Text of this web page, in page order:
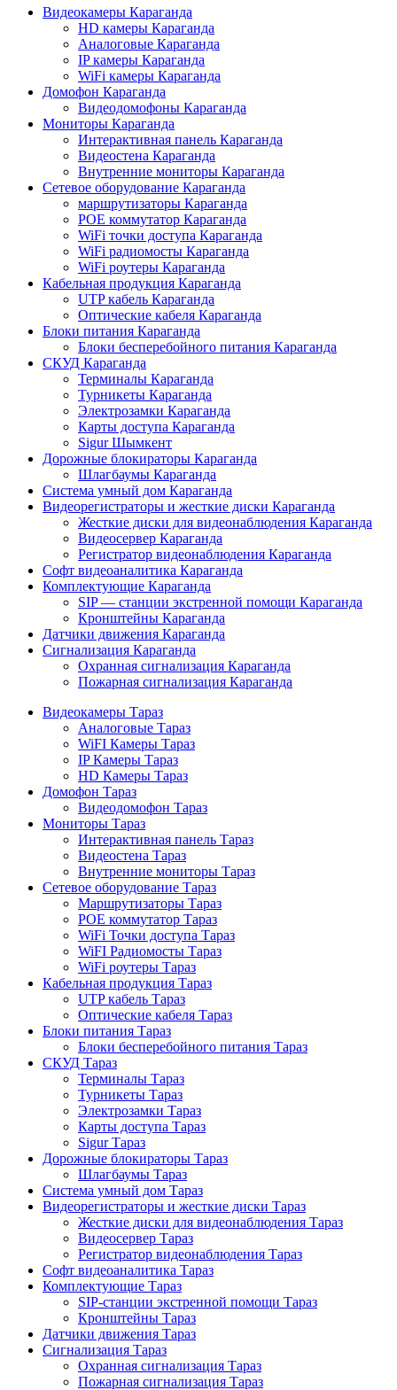
Видеокамеры Караганда
HD камеры Караганда
Аналоговые Караганда
IP камеры Караганда
WiFi камеры Караганда
Домофон Караганда
Видеодомофоны Караганда
Мониторы Караганда
Интерактивная панель Караганда
Видеостена Караганда
Внутренние мониторы Караганда
Сетевое оборудование Караганда
маршрутизаторы Караганда
POE коммутатор Караганда
WiFi точки доступа Караганда
WiFi радиомосты Караганда
WiFi роутеры Караганда
Кабельная продукция Караганда
UTP кабель Караганда
Оптические кабеля Караганда
Блоки питания Караганда
Блоки бесперебойного питания Караганда
СКУД Караганда
Терминалы Караганда
Турникеты Караганда
Электрозамки Караганда
Карты доступа Караганда
Sigur Шымкент
Дорожные блокираторы Караганда
Шлагбаумы Караганда
Система умный дом Караганда
Видеорегистраторы и жесткие диски Караганда
Жесткие диски для видеонаблюдения Караганда
Видеосервер Караганда
Регистратор видеонаблюдения Караганда
Софт видеоаналитика Караганда
Комплектующие Караганда
SIP — станции экстренной помощи Караганда
Кронштейны Караганда
Датчики движения Караганда
Сигнализация Караганда
Охранная сигнализация Караганда
Пожарная сигнализация Караганда
Видеокамеры Тараз
Аналоговые Тараз
WiFI Камеры Тараз
IP Камеры Тараз
HD Камеры Тараз
Домофон Тараз
Видеодомофон Тараз
Мониторы Тараз
Интерактивная панель Тараз
Видеостена Тараз
Внутренние мониторы Тараз
Сетевое оборудование Тараз
Маршрутизаторы Тараз
POE коммутатор Тараз
WiFi Точки доступа Тараз
WiFI Радиомосты Тараз
WiFi роутеры Тараз
Кабельная продукция Тараз
UTP кабель Тараз
Оптические кабеля Тараз
Блоки питания Тараз
Блоки бесперебойного питания Тараз
СКУД Тараз
Терминалы Тараз
Турникеты Тараз
Электрозамки Тараз
Карты доступа Тараз
Sigur Тараз
Дорожные блокираторы Тараз
Шлагбаумы Тараз
Система умный дом Тараз
Видеорегистраторы и жесткие диски Тараз
Жесткие диски для видеонаблюдения Тараз
Видеосервер Тараз
Регистратор видеонаблюдения Тараз
Софт видеоаналитика Тараз
Комплектующие Тараз
SIP-станции экстренной помощи Тараз
Кронштейны Тараз
Датчики движения Тараз
Сигнализация Тараз
Охранная сигнализация Тараз
Пожарная сигнализация Тараз